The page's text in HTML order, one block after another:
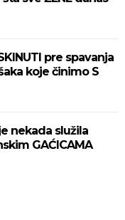
pre spavanja
koje činimo S
nekada služila
GAĆICAMA